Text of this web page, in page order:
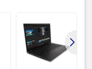
1.4), 1 x HDMI 2.1, up
reader, 1 x Ethernet
microphone combo jack